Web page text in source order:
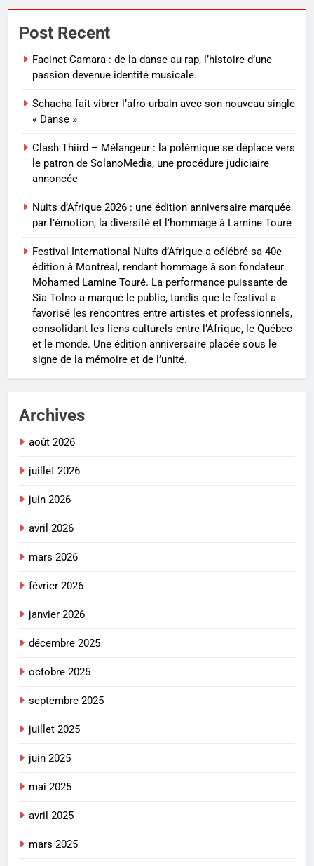
Post Recent
Facinet Camara : de la danse au rap, l’histoire d’une
passion devenue identité musicale.
Schacha fait vibrer l’afro-urbain avec son nouveau single
« Danse »
Clash Thiird – Mélangeur : la polémique se déplace vers
le patron de SolanoMedia, une procédure judiciaire
annoncée
Nuits d’Afrique 2026 : une édition anniversaire marquée
par l’émotion, la diversité et l’hommage à Lamine Touré
Festival International Nuits d’Afrique a célébré sa 40e
édition à Montréal, rendant hommage à son fondateur
Mohamed Lamine Touré. La performance puissante de
Sia Tolno a marqué le public, tandis que le festival a
favorisé les rencontres entre artistes et professionnels,
consolidant les liens culturels entre l’Afrique, le Québec
et le monde. Une édition anniversaire placée sous le
signe de la mémoire et de l’unité.
Archives
août 2026
juillet 2026
juin 2026
avril 2026
mars 2026
février 2026
janvier 2026
décembre 2025
octobre 2025
septembre 2025
juillet 2025
juin 2025
mai 2025
avril 2025
mars 2025